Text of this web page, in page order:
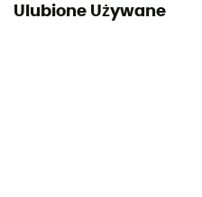
Tissu Hyperbead™ - nylon
Ulubione Używane